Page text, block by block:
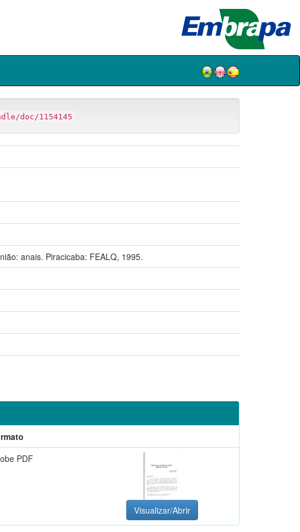
doc/1154145
anais. Piracicaba: FEALQ, 1995.
PDF
Visualizar/Abrir